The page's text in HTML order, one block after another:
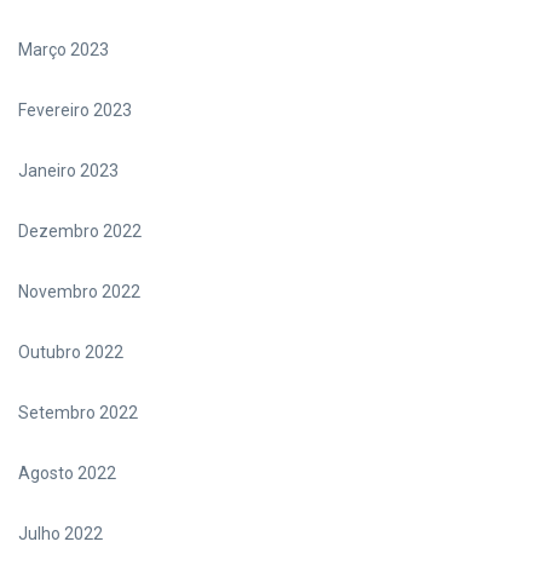
Março 2023
Fevereiro 2023
Janeiro 2023
Dezembro 2022
Novembro 2022
Outubro 2022
Setembro 2022
Agosto 2022
Julho 2022